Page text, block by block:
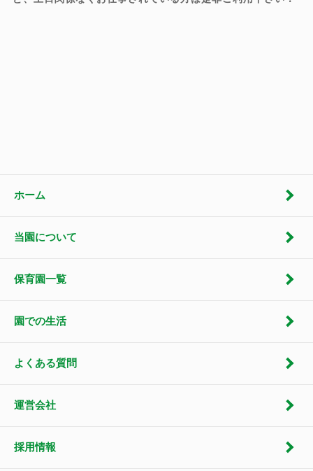
ホーム
当園について
保育園一覧
園での生活
よくある質問
運営会社
採用情報